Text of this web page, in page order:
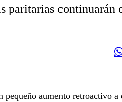
paritarias continuarán
pequeño aumento retroactivo a